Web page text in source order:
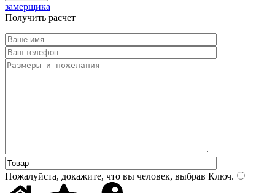
замерщика
Получить расчет
Пожалуйста, докажите, что вы человек, выбрав Ключ.